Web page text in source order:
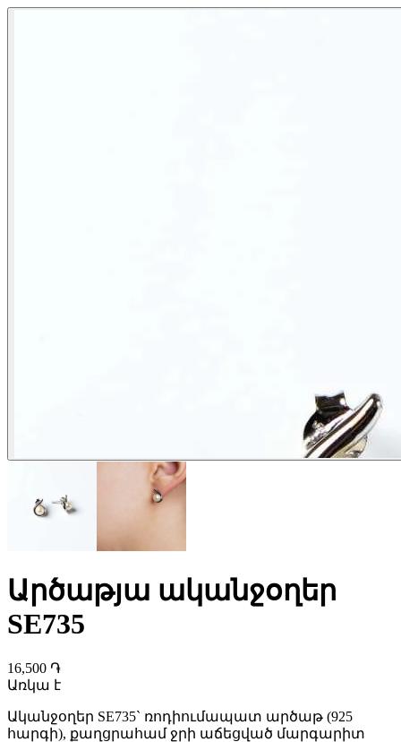
Արծաթյա ականջօղեր
SE735
16,500 ֏
Առկա է
Ականջօղեր SE735` ռոդիումապատ արծաթ (925
հարգի), քաղցրահամ ջրի աճեցված մարգարիտ